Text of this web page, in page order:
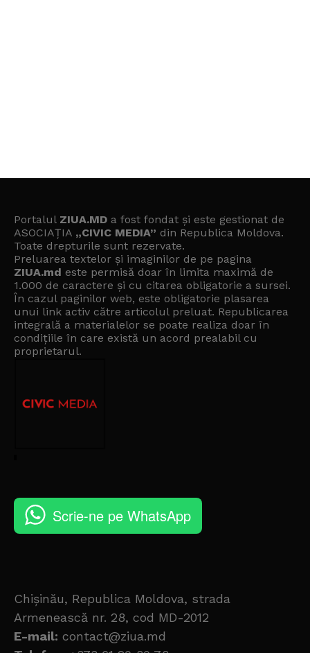
Portalul ZIUA.MD a fost fondat și este gestionat de
ASOCIAȚIA „CIVIC MEDIA” din Republica Moldova.
Toate drepturile sunt rezervate.
Preluarea textelor și imaginilor de pe pagina
ZIUA.md este permisă doar în limita maximă de
1.000 de caractere și cu citarea obligatorie a sursei.
În cazul paginilor web, este obligatorie plasarea
unui link activ către articolul preluat. Republicarea
integrală a materialelor se poate realiza doar în
condițiile în care există un acord prealabil cu
proprietarul.
Scrie-ne pe WhatsApp
Chișinău, Republica Moldova, strada
Armenească nr. 28, cod MD-2012
E-mail: contact@ziua.md